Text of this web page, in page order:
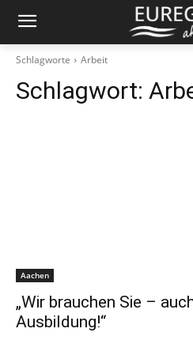
Schlagworte Arbeit
Schlagwort:
Aachen
„Wir brauchen Sie –
Ausbildung!“